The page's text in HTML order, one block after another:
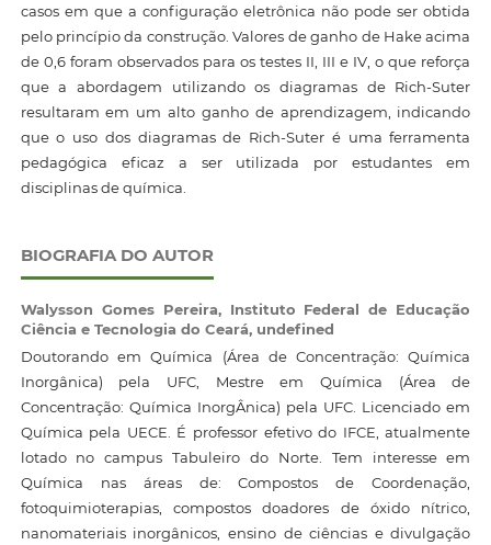
casos em que a configuração eletrônica não pode ser obtida
pelo princípio da construção. Valores de ganho de Hake acima
de 0,6 foram observados para os testes II, III e IV, o que reforça
que a abordagem utilizando os diagramas de Rich-Suter
resultaram em um alto ganho de aprendizagem, indicando
que o uso dos diagramas de Rich-Suter é uma ferramenta
pedagógica eficaz a ser utilizada por estudantes em
disciplinas de química.
BIOGRAFIA DO AUTOR
Walysson Gomes Pereira, Instituto Federal de Educação
Ciência e Tecnologia do Ceará, undefined
Doutorando em Química (Área de Concentração: Química
Inorgânica) pela UFC, Mestre em Química (Área de
Concentração: Química InorgÂnica) pela UFC. Licenciado em
Química pela UECE. É professor efetivo do IFCE, atualmente
lotado no campus Tabuleiro do Norte. Tem interesse em
Química nas áreas de: Compostos de Coordenação,
fotoquimioterapias, compostos doadores de óxido nítrico,
nanomateriais inorgânicos, ensino de ciências e divulgação